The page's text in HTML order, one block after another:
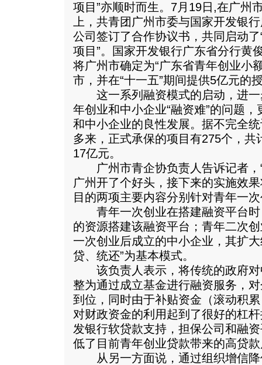
项目”亦顺时而生。7月19日,在广州
上，共青团广州市委与国家开发银
公司签订了合作协议书，共同启动
项目”。国家开发银行广东省分行黄
将广州市确定为“广东省青年创业小
市，并在“十一五”期间提供5亿元的
这一系列融资模式的启动，进一
年创业和中小企业“融资难”的问题
和中小企业的良性发展。据不完全
多来，正式承保的项目有275个，共
17亿元。
广州市青企协负责人告诉记者，
广州开了个好头，接下来的实施效
目的两项主要内容分别针对青年一
青年一次创业在搭建融资平台时
的资源搭建该融资平台；青年二次
一次创业后成立的中小企业，其扩
贷、统还”为基本模式。
该负责人表示，将传统的政府对
整为通过成立基金进行融资服务，
到位，同时由于补贴资金（滚动积
对财政资金的利用起到了很好的杠
发银行软贷款支持，担保公司和融
低了目前青年创业贷款带来的高贷
从另一方面说，通过组织增信降